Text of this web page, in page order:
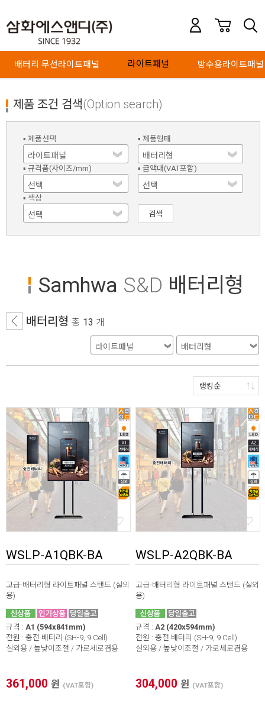
배터리 무선라이트패널 라이트패널 방수용라이트패널
제품 조건 검색(Option search)
▪ 제품선택 ▪ 제품형태
▪ 규격품(사이즈/mm) ▪ 금액대(VAT포함)
▪ 색상
검색
Samhwa S&D 배터리형
배터리형 총 13 개
랭킹순
WSLP-A1QBK-BA
고급-배터리형 라이트패널 스탠드 (실외
용)
규격 : A1 (594x841mm)
전원 : 충전 배터리 (SH-9, 9 Cell)
실외용 / 높낮이조절 / 가로세로겸용
361,000 원 (VAT포함)
WSLP-A2QBK-BA
고급-배터리형 라이트패널 스탠드 (실외
용)
규격 : A2 (420x594mm)
전원 : 충전 배터리 (SH-9, 9 Cell)
실외용 / 높낮이조절 / 가로세로겸용
304,000 원 (VAT포함)